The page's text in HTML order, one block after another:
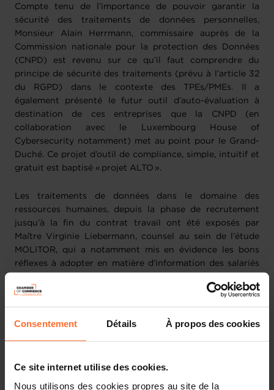
Consentement Détails À propos des cookies
Ce site internet utilise des cookies.
Nous utilisons des cookies propres au site de la
Compte tenu de l’importance de pouvoir garantir la
sécurité des traitements de données personnelles,
Monsieur Alain Herrmann, commissaire auprès de la
Commission nationale pour la protection des Données
(CNPD) est revenu sur ce qu’il faut comprendre du
principe de sécurité des traitements (prévu à l’article 32
du RGPD) dans le contexte des TPEs/PMEs. Il a
également présenté le futur outil d’auto-évaluation à
destination de ces entreprises que la CNPD (en
collaboration avec le Luxembourg House of
Cybersecurity notamment) met au point pour le Grand-
Duché. Ce projet d’outil de compliance, simple, intuitif et
gratuit est baptisé « projet ALTO ».
Les traitements de données dans le domaine des
ressources humaines, depuis la phase de recrutement
jusqu’à la fin du contrat travail ont été exposés par
Maître Virginie Liebermann, counsel au sein de l’étude
MOLITOR, qui a notamment mis en évidence les bons
réflexes à adopter en matière d’information des salariés
& Tome, a présenté les principaux points d’attention
de confidentialité des données.